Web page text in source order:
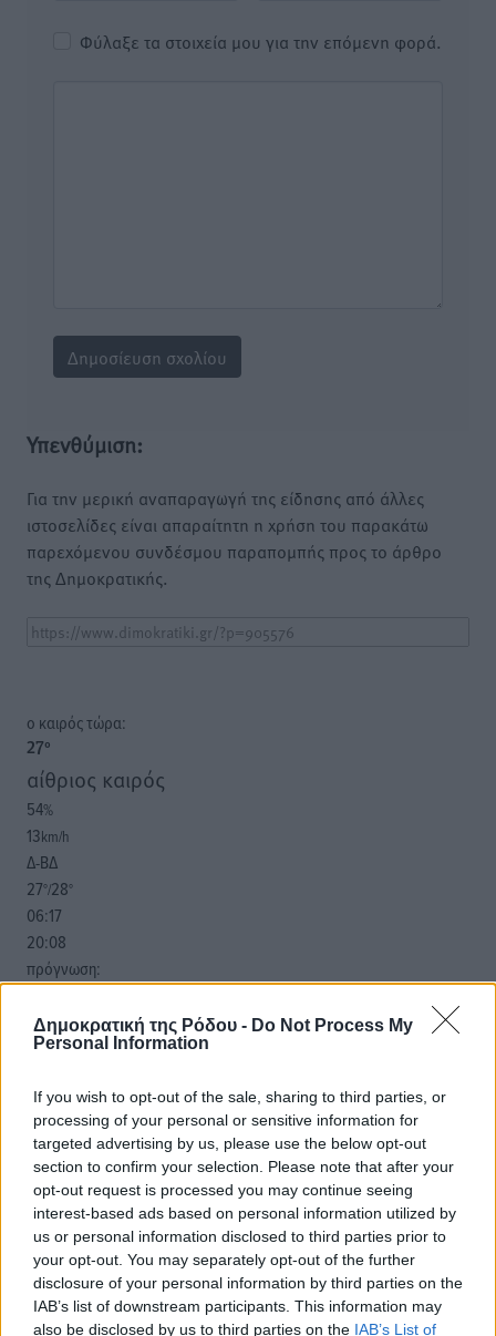
Δημοκρατική της Ρόδου - Do Not Process My
Personal Information
If you wish to opt-out of the sale, sharing to third parties, or
processing of your personal or sensitive information for
targeted advertising by us, please use the below opt-out
section to confirm your selection. Please note that after your
opt-out request is processed you may continue seeing
interest-based ads based on personal information utilized by
us or personal information disclosed to third parties prior to
your opt-out. You may separately opt-out of the further
disclosure of your personal information by third parties on the
IAB’s list of downstream participants. This information may
also be disclosed by us to third parties on the IAB’s List of
Φύλαξε τα στοιχεία μου για την επόμενη φορά.
Υπενθύμιση:
Για την μερική αναπαραγωγή της είδησης από άλλες
ιστοσελίδες είναι απαραίτητη η χρήση του παρακάτω
παρεχόμενου συνδέσμου παραπομπής προς το άρθρο
της Δημοκρατικής.
o καιρός τώρα:
27°
αίθριος καιρός
54%
13km/h
Δ-ΒΔ
27°/28°
06:17
20:08
πρόγνωση:
ΠΑ
28°
29 °
ΚΥ
29°